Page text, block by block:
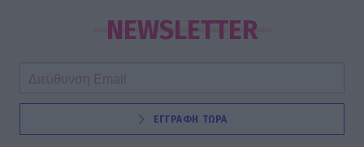
NEWSLETTER
ΕΓΓΡΑΦΗ ΤΩΡΑ